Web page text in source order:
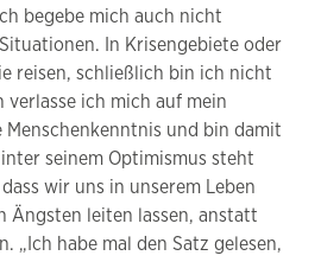
begebe mich auch nicht
In Krisengebiete oder
reisen, schließlich bin ich nicht
verlasse ich mich auf mein
Menschenkenntnis und bin damit
seinem Optimismus steht
wir uns in unserem Leben
Ängsten leiten lassen, anstatt
„Ich habe mal den Satz gelesen,